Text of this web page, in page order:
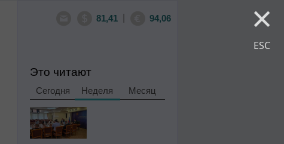
×
ESC
81,41 94,06
Это читают
Сегодня Неделя Месяц